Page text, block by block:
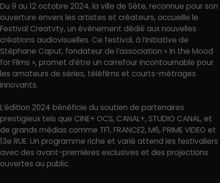
Du 9 au 12 octobre 2024, la ville de Sète, reconnue pour son
ouverture envers les artistes et créateurs, accueille le
Festival Creatvty, un événement dédié aux nouvelles
créations audiovisuelles. Ce festival, à l’initiative de
Stéphane Caput, fondateur de l’association « In the Mood
for Films », promet d’être un carrefour incontournable pour
les amateurs de séries, téléfilms et courts-métrages
innovants.
L’édition 2024 bénéficie du soutien de partenaires
prestigieux tels que CINE+ OCS, CANAL+, STUDIO CANAL, et
de grands médias comme TF1, FRANCE2, M6, PRIME VIDEO et
13e RUE. Un programme riche et varié attend les festivaliers
avec des avant-premières exclusives et des projections
ouvertes au public.